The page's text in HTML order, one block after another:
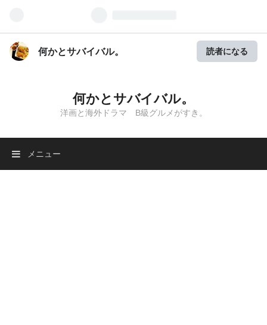
何かとサバイバル。 読者になる
何かとサバイバル。
洋画と海外ドラマ B級グルメがすき。
メニュー